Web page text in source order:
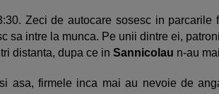
Zeci de autocare sosesc in parcarile
sa intre la munca. Pe unii dintre ei,
distanta, dupa ce in Sannicolau n-au
asa, firmele inca mai au nevoie de